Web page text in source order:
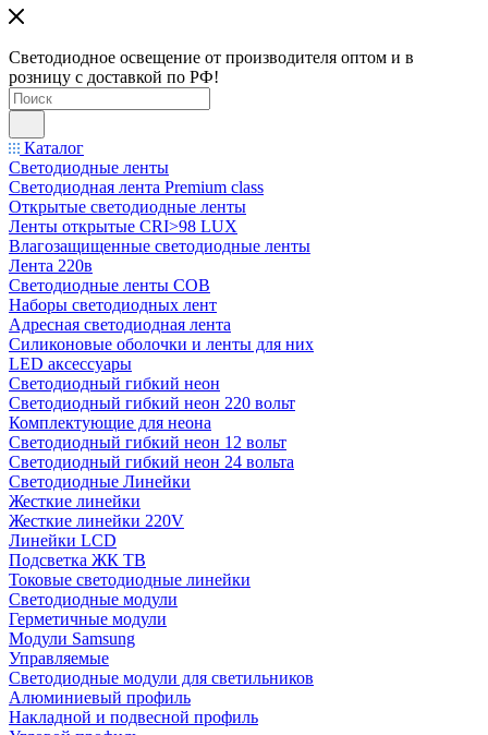
Светодиодное освещение от производителя оптом и в
розницу с доставкой по РФ!
Каталог
Светодиодные ленты
Светодиодная лента Premium class
Открытые светодиодные ленты
Ленты открытые CRI>98 LUX
Влагозащищенные светодиодные ленты
Лента 220в
Светодиодные ленты COB
Наборы светодиодных лент
Адресная светодиодная лента
Силиконовые оболочки и ленты для них
LED аксессуары
Светодиодный гибкий неон
Светодиодный гибкий неон 220 вольт
Комплектующие для неона
Светодиодный гибкий неон 12 вольт
Светодиодный гибкий неон 24 вольта
Светодиодные Линейки
Жесткие линейки
Жесткие линейки 220V
Линейки LCD
Подсветка ЖК ТВ
Токовые светодиодные линейки
Светодиодные модули
Герметичные модули
Модули Samsung
Управляемые
Светодиодные модули для светильников
Алюминиевый профиль
Накладной и подвесной профиль